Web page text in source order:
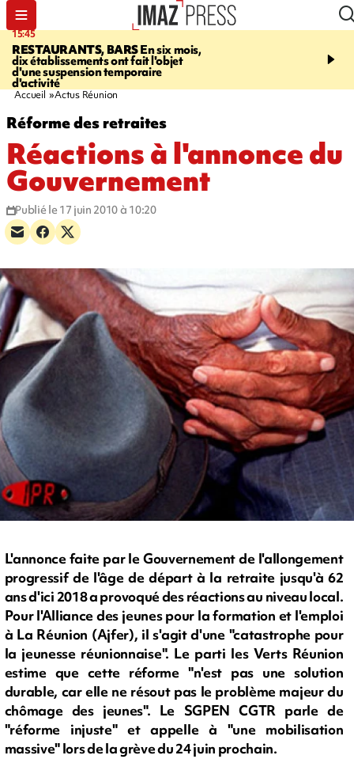
15:45
RESTAURANTS, BARSEn six mois,
dix établissements ont fait l'objet
d'une suspension temporaire
d'activité
17:17
Angeles, un homme vit
Accueil Actus Réunion
Réforme des retraites
Réactions à l'annonce du
Gouvernement
Publié le 17 juin 2010 à 10:20
L'annonce faite par le Gouvernement de l'allongement
progressif de l'âge de départ à la retraite jusqu'à 62
ans d'ici 2018 a provoqué des réactions au niveau local.
Pour l'Alliance des jeunes pour la formation et l'emploi
à La Réunion (Ajfer), il s'agit d'une "catastrophe pour
la jeunesse réunionnaise". Le parti les Verts Réunion
estime que cette réforme "n'est pas une solution
durable, car elle ne résout pas le problème majeur du
chômage des jeunes". Le SGPEN CGTR parle de
"réforme injuste" et appelle à "une mobilisation
massive" lors de la grève du 24 juin prochain.